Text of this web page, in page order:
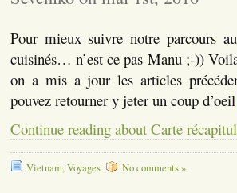
Pour mieux suivre notre parcours
cuisinés… n’est ce pas Manu ;-))
on a mis a jour les articles
pouvez retourner y jeter un coup d’oeil
Continue reading about Carte
Vietnam,Voyages No comments »